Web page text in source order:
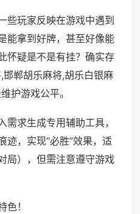
些玩家反映在游戏中遇到
能拿到好牌，甚至好像能
怀疑是不是有挂？确实存
郸胡乐麻将,胡乐白银麻
护游戏公平。
需求生成专用辅助工具，
迹，实现“必胜”效果，适
局），但需注意遵守游戏
！